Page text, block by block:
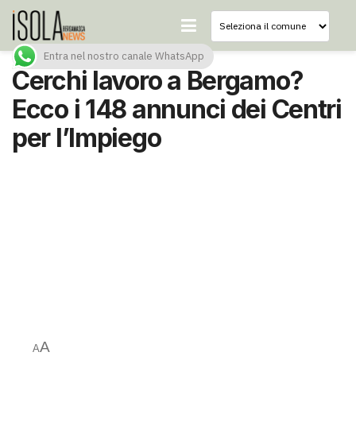
Cerchi lavoro a Bergamo?
Ecco i 148 annunci dei Centri
per l’Impiego
AA
Entra nel nostro canale WhatsApp